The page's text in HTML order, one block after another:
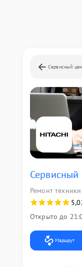
Сервисный
Сервисный
Ремонт техники
5,0
Открыто до
Маршрут